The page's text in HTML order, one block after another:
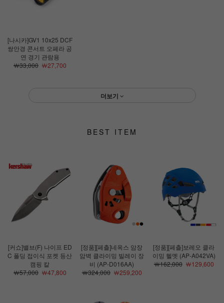
[나시카]GV1 10x25 DCF
쌍안경 콘서트 오페라 공
연 경기 관람용
￦33,000￦27,700
더보기
BEST ITEM
[커쇼]밸브(F) 나이프 ED
C 폴딩 접이식 포켓 등산
캠핑 칼
￦57,000￦47,800
[정품][페츨]네옥스 암장
암벽 클라이밍 빌레이 장
비 (AP-D016AA)
￦324,000￦259,200
[정품][페츨]보레오 클라
이밍 헬멧 (AP-A042VA)
￦162,000￦129,600